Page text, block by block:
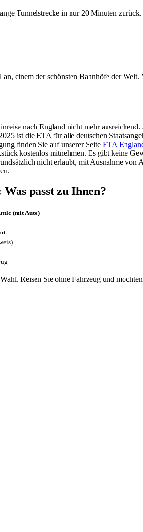
Tunnelstrecke in nur 20 Minuten
einem der schönsten Bahnhöfe der
nach England nicht mehr
ist die ETA für alle deutschen
finden Sie auf unserer Seite ETA
kostenlos mitnehmen. Es gibt keine
nicht erlaubt, mit Ausnahme von
passt zu Ihnen?
(mit Auto)
Wahl. Reisen Sie ohne Fahrzeug und